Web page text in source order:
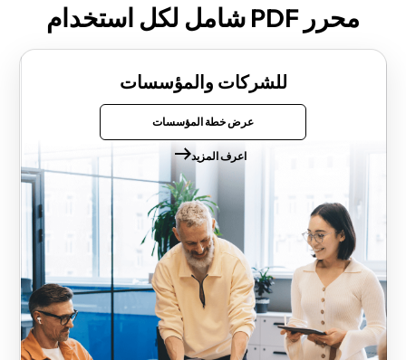
محرر PDF شامل لكل استخدام
للشركات والمؤسسات
عرض خطة المؤسسات
اعرف المزيد